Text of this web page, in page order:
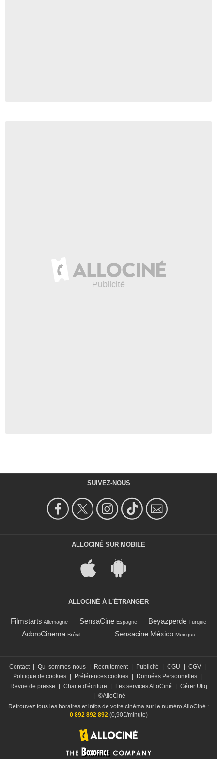
SUIVEZ-NOUS
ALLOCINÉ SUR MOBILE
ALLOCINÉ À L'ÉTRANGER
Filmstarts Allemagne SensaCine Espagne Beyazperde Turquie
AdoroCinema Brésil Sensacine México Mexique
Contact Qui sommes-nous Recrutement Publicité CGU CGV
Politique de cookies
Préférences cookies Données Personnelles
Revue de presse
Charte d'écriture Les services AlloCiné
Gérer Utiq
©AlloCiné
Retrouvez tous les horaires et infos de votre cinéma sur le numéro AlloCiné :
0 892 892 892(0,90€/minute)